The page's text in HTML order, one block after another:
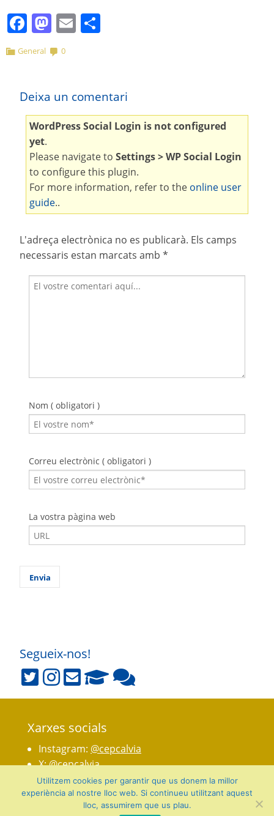
Facebook
Mastodon
Email
General 0
Deixa un comentari
WordPress Social Login is not configured
yet.
Please navigate to Settings > WP Social Login
to configure this plugin.
For more information, refer to the online user
guide..
L'adreça electrònica no es publicarà. Els camps
necessaris estan marcats amb *
Nom ( obligatori )
Correu electrònic ( obligatori )
La vostra pàgina web
Segueix-nos!
Xarxes socials
Instagram: @cepcalvia
X:@cepcalvia
Telegram:CEP Calvià
Utilitzem cookies per garantir que us donem la millor
experiència al nostre lloc web. Si continueu utilitzant aquest
lloc, assumirem que us plau.